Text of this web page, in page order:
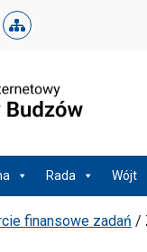
Rada Wójt
finansowe zadań /